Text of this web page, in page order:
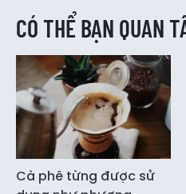
CÓ THỂ BẠN QUAN
Cà phê từng được sử